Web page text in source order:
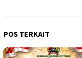
POS TERKAIT